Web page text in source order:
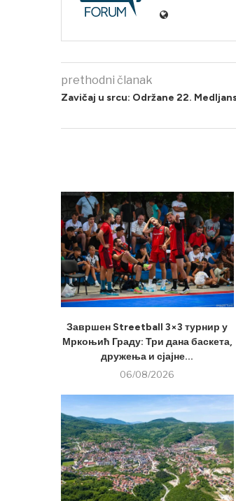
prethodni članak
Zavičaj u srcu: Održane 22.
Завршен Streetball 3×3 турнир у
Мркоњић Граду: Три дана баскета,
дружења и сјајне...
06/08/2026